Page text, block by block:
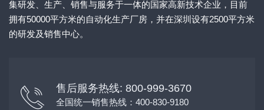
集研发、生产、销售与服务于一体的国家高新技术企业，目前
拥有50000平方米的自动化生产厂房，并在深圳设有2500平方米
的研发及销售中心。
售后服务热线: 800-999-3670
全国统一销售热线：400-830-9180